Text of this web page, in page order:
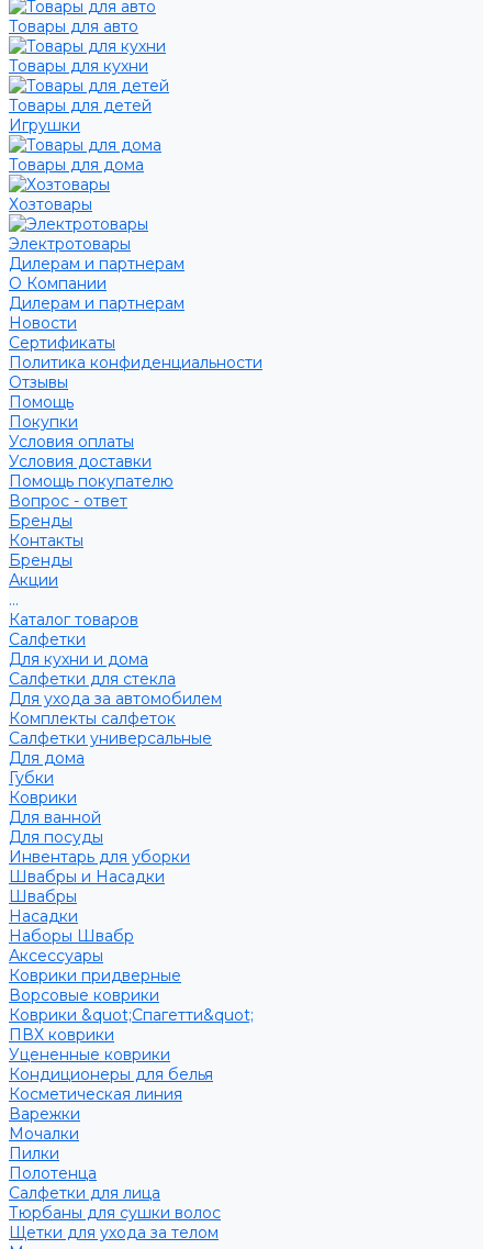
Товары для авто
Товары для кухни
Товары для детей
Игрушки
Товары для дома
Хозтовары
Электротовары
Дилерам и партнерам
О Компании
Дилерам и партнерам
Новости
Сертификаты
Политика конфиденциальности
Отзывы
Помощь
Покупки
Условия оплаты
Условия доставки
Помощь покупателю
Вопрос - ответ
Бренды
Контакты
Бренды
Акции
...
Каталог товаров
Салфетки
Для кухни и дома
Салфетки для стекла
Для ухода за автомобилем
Комплекты салфеток
Салфетки универсальные
Для дома
Губки
Коврики
Для ванной
Для посуды
Инвентарь для уборки
Швабры и Насадки
Швабры
Насадки
Наборы Швабр
Аксессуары
Коврики придверные
Ворсовые коврики
Коврики &quot;Спагетти&quot;
ПВХ коврики
Уцененные коврики
Кондиционеры для белья
Косметическая линия
Варежки
Мочалки
Пилки
Полотенца
Салфетки для лица
Тюрбаны для сушки волос
Щетки для ухода за телом